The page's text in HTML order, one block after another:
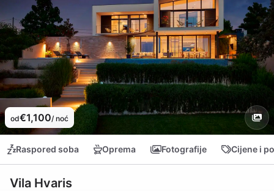
od€1,100/ noć
Raspored soba Oprema Fotografije Cijene i
Vila Hvaris